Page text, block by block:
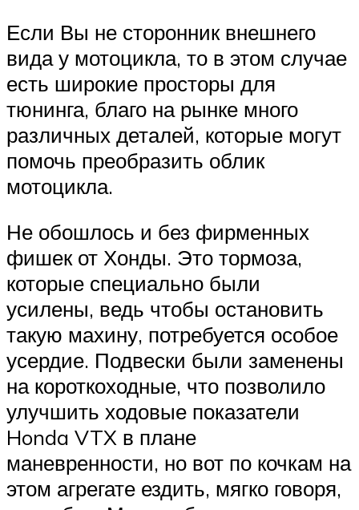
Если Вы не сторонник внешнего
вида у мотоцикла, то в этом случае
есть широкие просторы для
тюнинга, благо на рынке много
различных деталей, которые могут
помочь преобразить облик
мотоцикла.
Не обошлось и без фирменных
фишек от Хонды. Это тормоза,
которые специально были
усилены, ведь чтобы остановить
такую махину, потребуется особое
усердие. Подвески были заменены
на короткоходные, что позволило
улучшить ходовые показатели
Honda VTX в плане
маневренности, но вот по кочкам на
этом агрегате ездить, мягко говоря,